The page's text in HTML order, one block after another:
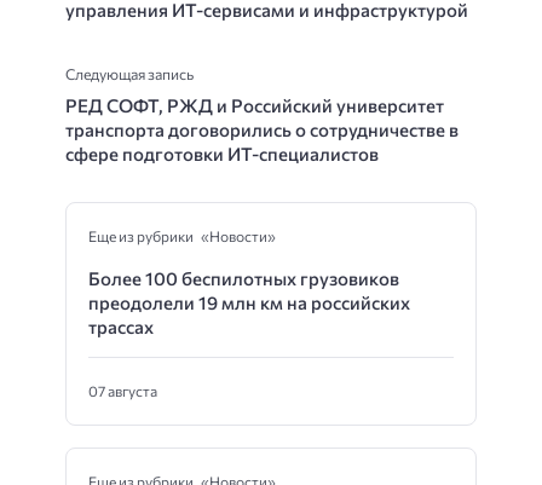
управления ИТ-сервисами и инфраструктурой
Следующая запись
РЕД СОФТ, РЖД и Российский университет
транспорта договорились о сотрудничестве в
сфере подготовки ИТ-специалистов
Еще из рубрики «Новости»
Более 100 беспилотных грузовиков
преодолели 19 млн км на российских
трассах
07 августа